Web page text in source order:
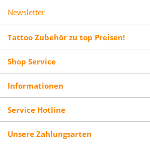
Newsletter
Tattoo Zubehör zu top Preisen!
Shop Service
Informationen
Service Hotline
Unsere Zahlungsarten